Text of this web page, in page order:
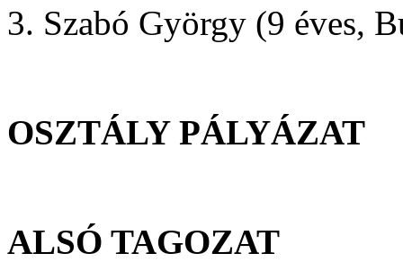
3. Szabó György (9 éves,
OSZTÁLY PÁLYÁZAT
ALSÓ TAGOZAT